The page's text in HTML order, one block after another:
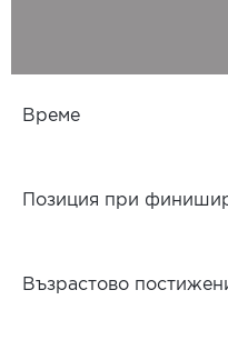
Време
Позиция при
Възрастово